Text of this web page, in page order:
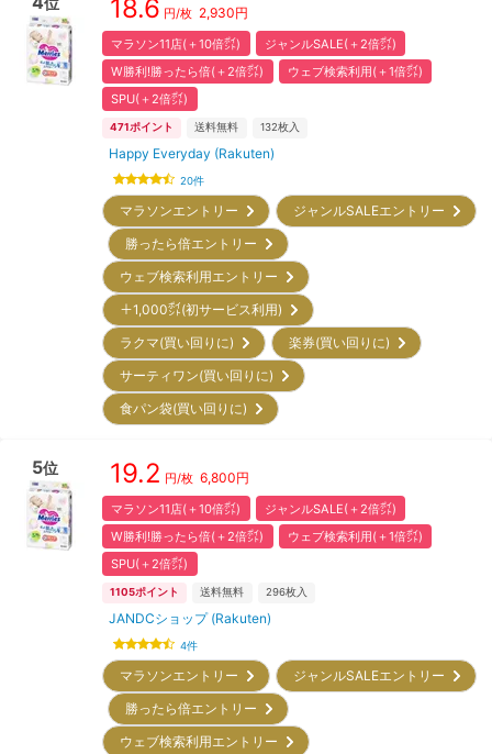
18.6 円/枚 2,930円
マラソン11店(＋10倍㌽)
ジャンルSALE(＋2倍㌽)
W勝利!勝ったら倍(＋2倍㌽)
ウェブ検索利用(＋1倍㌽)
SPU(＋2倍㌽)
471ポイント 送料無料 132枚入
Happy Everyday (Rakuten)
20件
マラソンエントリー
ジャンルSALEエントリー
勝ったら倍エントリー
ウェブ検索利用エントリー
＋1,000㌽(初サービス利用)
ラクマ(買い回りに)
楽券(買い回りに)
サーティワン(買い回りに)
食パン袋(買い回りに)
5位 19.2 円/枚 6,800円
マラソン11店(＋10倍㌽)
ジャンルSALE(＋2倍㌽)
W勝利!勝ったら倍(＋2倍㌽)
ウェブ検索利用(＋1倍㌽)
SPU(＋2倍㌽)
1105ポイント 送料無料 296枚入
JANDCショップ (Rakuten)
4件
マラソンエントリー
ジャンルSALEエントリー
勝ったら倍エントリー
ウェブ検索利用エントリー